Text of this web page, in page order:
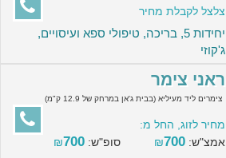
צלצל לקבלת מחיר
יחידות 5, בריכה, טיפולי ספא ועיסויים,
ג'קוזי
ראני צימר
צימרים ליד מעיליא (בבית ג'אן במרחק של 12.9 ק"מ)
מחיר לזוג, החל מ:
אמצ"ש:
₪700 סופ"ש: ₪700